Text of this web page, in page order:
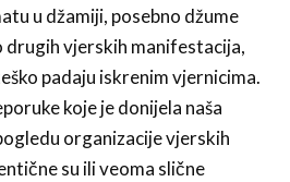
u džamiji, posebno džume
drugih vjerskih manifestacija,
padaju iskrenim vjernicima.
koje je donijela naša
organizacije vjerskih
su ili veoma slične